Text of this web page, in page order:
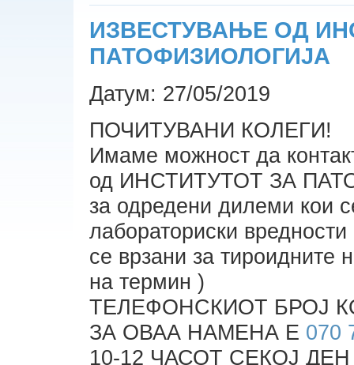
ИЗВЕСТУВАЊЕ ОД
ПАТОФИЗИОЛОГИЈА
Датум: 27/05/2019
ПОЧИТУВАНИ КОЛЕГИ!
Имаме можност да
од ИНСТИТУТОТ ЗА
за одредени дилеми кои
лабораториски
се врзани за
на термин )
ТЕЛЕФОНСКИОТ БРОЈ
ЗА ОВАА НАМЕНА Е 070
10-12 ЧАСОТ СЕКОЈ ДЕН